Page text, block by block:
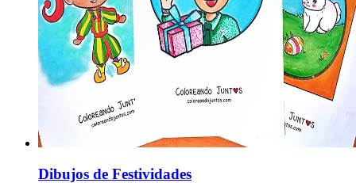
Dibujos de Festividades